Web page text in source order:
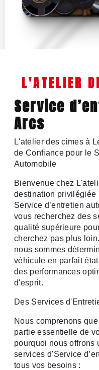
L'ATELIER
Service
Arcs
L'atelier des cimes à
de Confiance pour le
Automobile
Bienvenue chez
destination privilégiée
Service d’entretien
vous recherchez des
qualité supérieure
cherchez pas plus
nous sommes
véhicule en parfait
des performances
d'esprit.
Des Services
Nous comprenons
partie essentielle de
pourquoi nous offrons
services d'Service
tous vos besoins :